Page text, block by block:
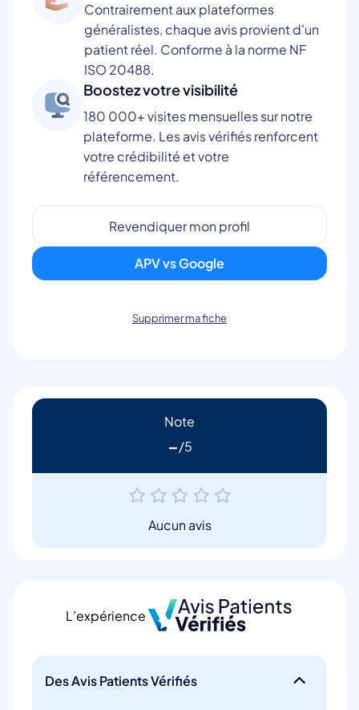
Contrairement aux plateformes
généralistes, chaque avis provient d'un
patient réel. Conforme à la norme NF
ISO 20488.
Boostez votre visibilité
180 000+ visites mensuelles sur notre
plateforme. Les avis vérifiés renforcent
votre crédibilité et votre
référencement.
Revendiquer mon profil
APV vs Google
Supprimer ma fiche
Note
-
Aucun avis
L’expérience
Des Avis Patients Vérifiés